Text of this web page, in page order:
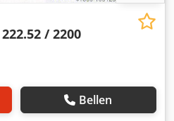
222.52 / 2200
Bellen